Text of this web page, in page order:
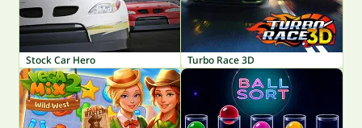
Stock Car Hero Turbo Race 3D